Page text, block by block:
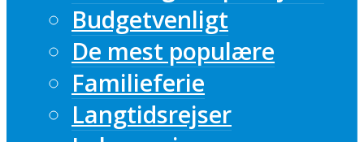
Budgetvenligt
De mest populære
Familieferie
Langtidsrejser